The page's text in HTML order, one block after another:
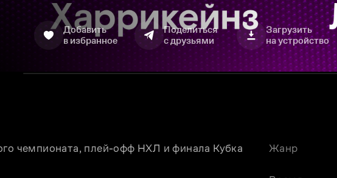
Добавить
в избранное
Поделиться
с друзьями
Загрузить
на устройство
чемпионата, плей-офф НХЛ и финала Кубка
Жанр